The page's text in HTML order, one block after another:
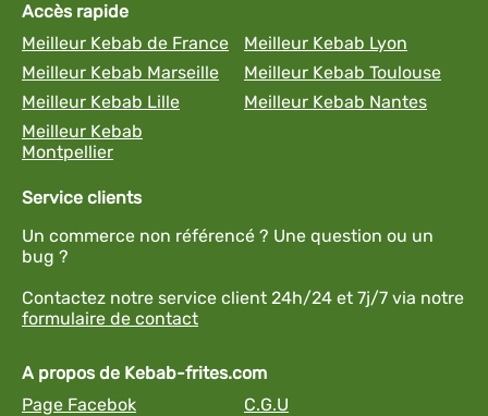
Accès rapide
Meilleur Kebab de France
Meilleur Kebab Lyon
Meilleur Kebab Marseille
Meilleur Kebab Toulouse
Meilleur Kebab Lille
Meilleur Kebab Nantes
Meilleur Kebab
Montpellier
Service clients
Un commerce non référencé ? Une question ou un
bug ?
Contactez notre service client 24h/24 et 7j/7 via notre
formulaire de contact
A propos de Kebab-frites.com
Page Facebok
C.G.U